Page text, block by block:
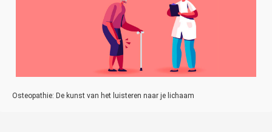
Osteopathie: De kunst van het luisteren naar je lichaam